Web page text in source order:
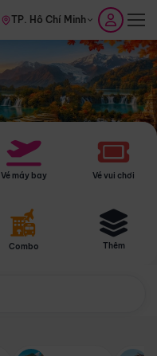
TP. Hồ Chí Minh
Vé máy bay Vé vui chơi
Combo Thêm